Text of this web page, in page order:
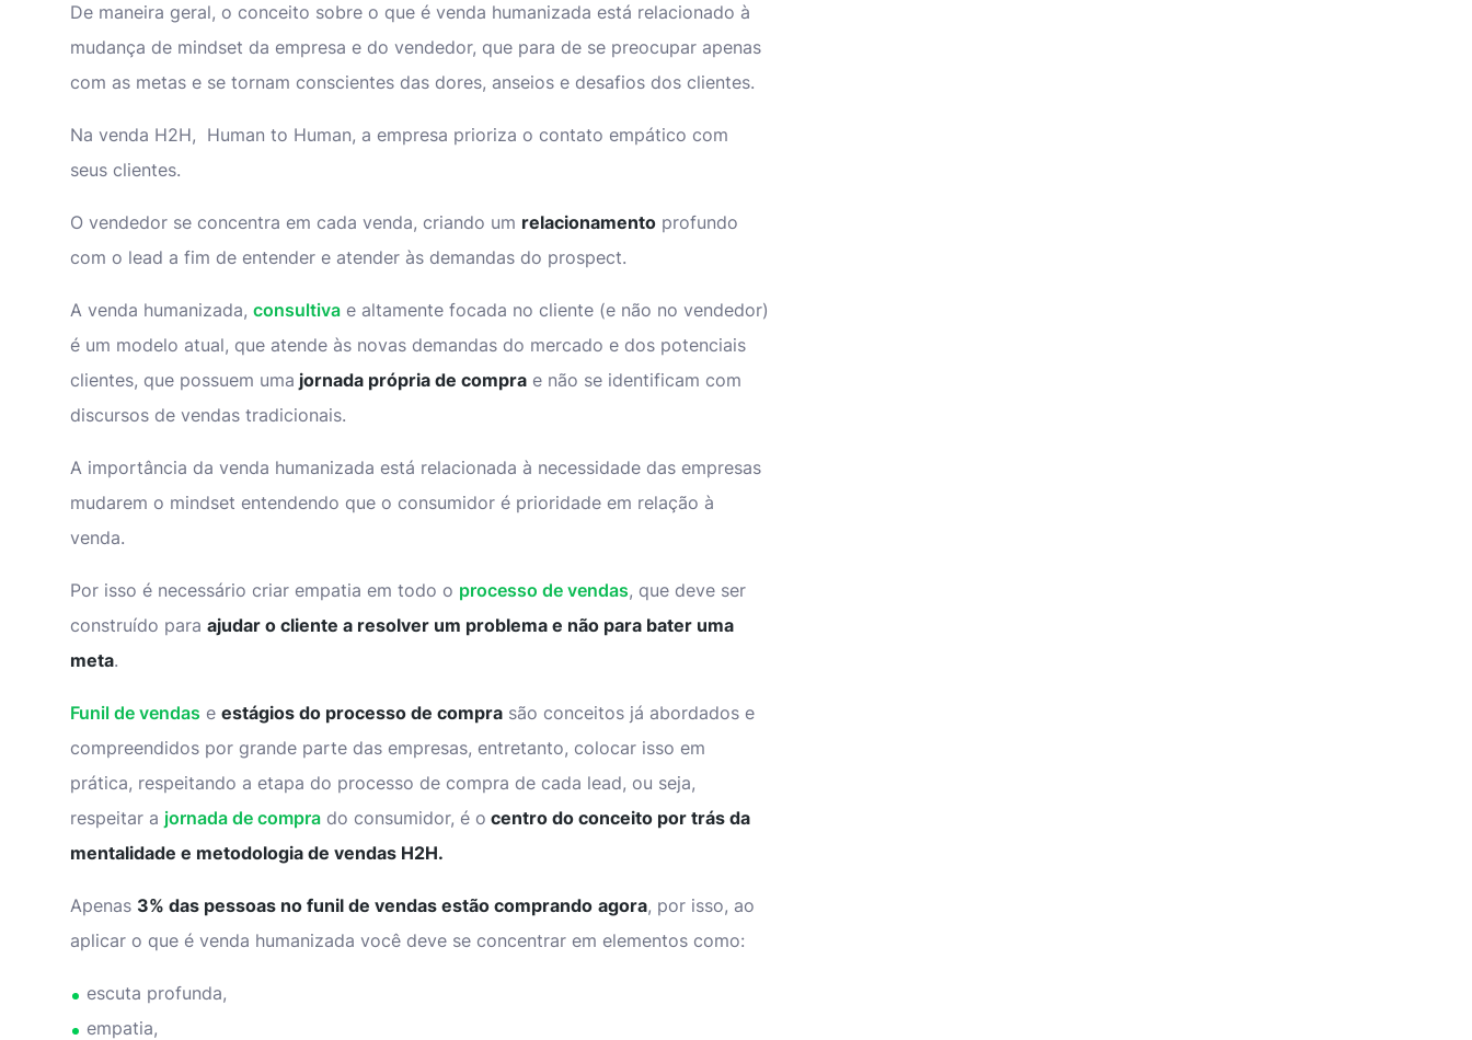
De maneira geral, o conceito sobre o que é venda humanizada está relacionado à
mudança de mindset da empresa e do vendedor, que para de se preocupar apenas
com as metas e se tornam conscientes das dores, anseios e desafios dos clientes.
Na venda H2H, Human to Human, a empresa prioriza o contato empático com
seus clientes.
O vendedor se concentra em cada venda, criando um relacionamentoprofundo
com o lead a fim de entender e atender às demandas do prospect.
A venda humanizada, consultivae altamente focada no cliente (e não no vendedor)
é um modelo atual, que atende às novas demandas do mercado e dos potenciais
clientes, que possuem uma jornada própria de comprae não se identificam com
discursos de vendas tradicionais.
A importância da venda humanizada está relacionada à necessidade das empresas
mudarem o mindset entendendo que o consumidor é prioridade em relação à
venda.
Por isso é necessário criar empatia em todo o processo de vendas, que deve ser
construído para ajudar o cliente a resolver um problema e não para bater uma
meta.
Funil de vendas e estágios do processo de comprasão conceitos já abordados e
compreendidos por grande parte das empresas, entretanto, colocar isso em
prática, respeitando a etapa do processo de compra de cada lead, ou seja,
respeitar a jornada de comprado consumidor, é o centro do conceito por trás da
mentalidade e metodologia de vendas H2H.
Apenas 3% das pessoas no funil de vendasestão comprando agora, por isso, ao
aplicar o que é venda humanizada você deve se concentrar em elementos como:
escuta profunda,
empatia,